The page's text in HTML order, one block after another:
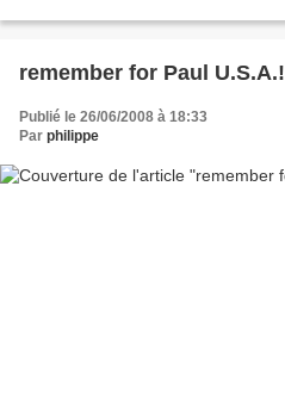
remember for Paul U.S.A.!
Publié le 26/06/2008 à 18:33
Par philippe